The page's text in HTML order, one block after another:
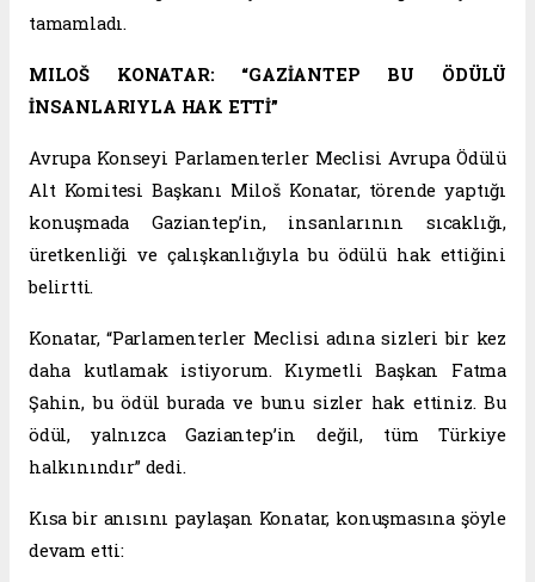
tamamladı.
MILOŠ KONATAR: “GAZİANTEP BU ÖDÜLÜ
İNSANLARIYLA HAK ETTİ”
Avrupa Konseyi Parlamenterler Meclisi Avrupa Ödülü
Alt Komitesi Başkanı Miloš Konatar, törende yaptığı
konuşmada Gaziantep’in, insanlarının sıcaklığı,
üretkenliği ve çalışkanlığıyla bu ödülü hak ettiğini
belirtti.
Konatar, “Parlamenterler Meclisi adına sizleri bir kez
daha kutlamak istiyorum. Kıymetli Başkan Fatma
Şahin, bu ödül burada ve bunu sizler hak ettiniz. Bu
ödül, yalnızca Gaziantep’in değil, tüm Türkiye
halkınındır” dedi.
Kısa bir anısını paylaşan Konatar, konuşmasına şöyle
devam etti: